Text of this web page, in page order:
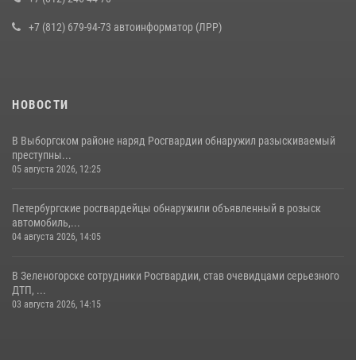
+7 (812) 679-94-73 автоинформатор (ЛРР)
НОВОСТИ
В Выборгском районе наряд Росгвардии обнаружил разыскиваемый
преступны...
05 августа 2026, 12:25
Петербургские росгвардейцы обнаружили объявленный в розыск
автомобиль,...
04 августа 2026, 14:05
В Зеленогорске сотрудники Росгвардии, став очевидцами серьезного
ДТП, ...
03 августа 2026, 14:15